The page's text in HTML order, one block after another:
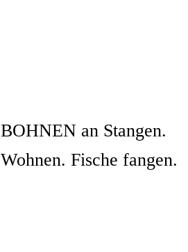
BOHNEN an Stangen.
Wohnen. Fische fangen.